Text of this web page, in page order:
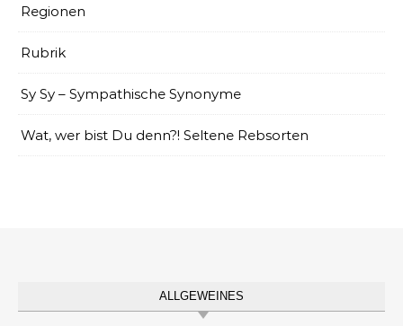
Regionen
Rubrik
Sy Sy – Sympathische Synonyme
Wat, wer bist Du denn?! Seltene Rebsorten
ALLGEWEINES